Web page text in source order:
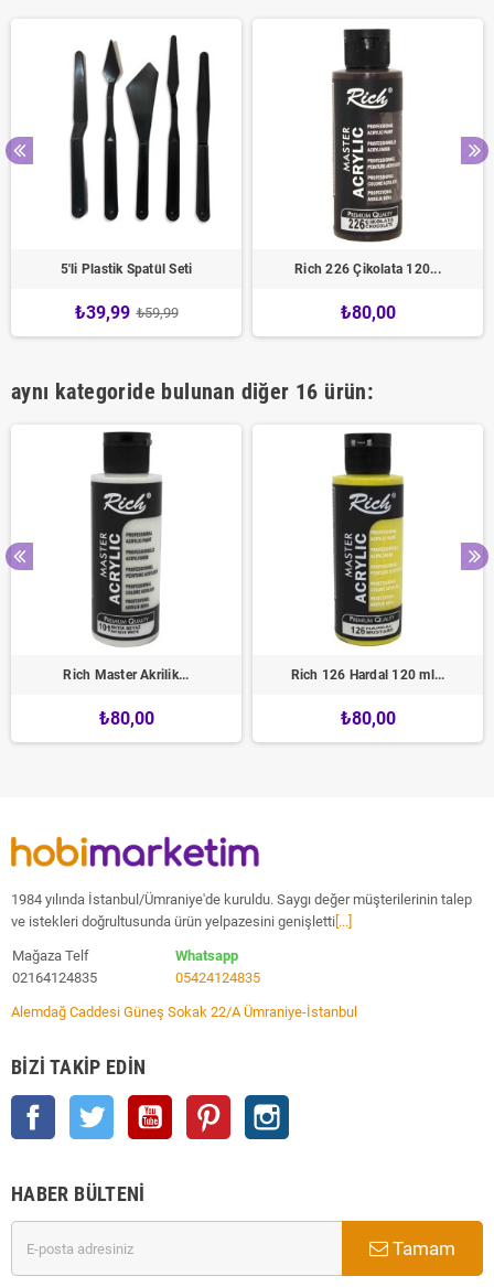
5'li Plastik Spatül Seti
₺39,99 ₺59,99
Rich 226 Çikolata 120...
₺80,00
aynı kategoride bulunan diğer 16 ürün:
Rich Master Akrilik...
₺80,00
Rich 126 Hardal 120 ml...
₺80,00
1984 yılında İstanbul/Ümraniye'de kuruldu. Saygı değer müşterilerinin talep
ve istekleri doğrultusunda ürün yelpazesini genişletti [...]
Mağaza Telf
02164124835
Whatsapp
05424124835
Alemdağ Caddesi Güneş Sokak 22/A Ümraniye-İstanbul
BIZI TAKIP EDIN
Facebook Twitter YouTube Pinterest
HABER BÜLTENI
Tamam